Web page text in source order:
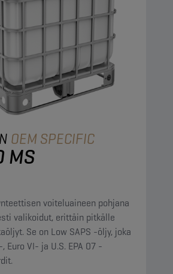
OEM SPECIFIC
MS
voiteluaineen pohjana
valikoidut, erittäin pitkälle
Se on Low SAPS -öljy, joka
Euro VI- ja U.S. EPA 07 -